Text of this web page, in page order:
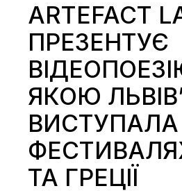
ARTEFACT
ПРЕЗЕНТУЄ
ЯКОЮ
ТА ГРЕЦІЇ